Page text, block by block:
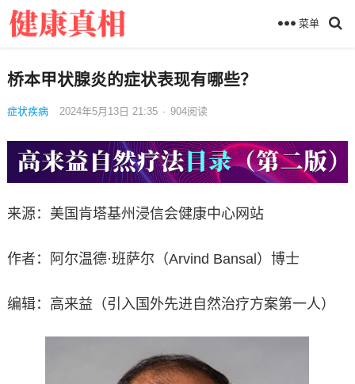
菜单
桥本甲状腺炎的症状表现有哪些？
症状疾病 2024年5月13日 21:35 · 904阅读
来源：美国肯塔基州浸信会健康中心网站
作者：阿尔温德·班萨尔（Arvind Bansal）博士
编辑：高来益（引入国外先进自然治疗方案第一人）